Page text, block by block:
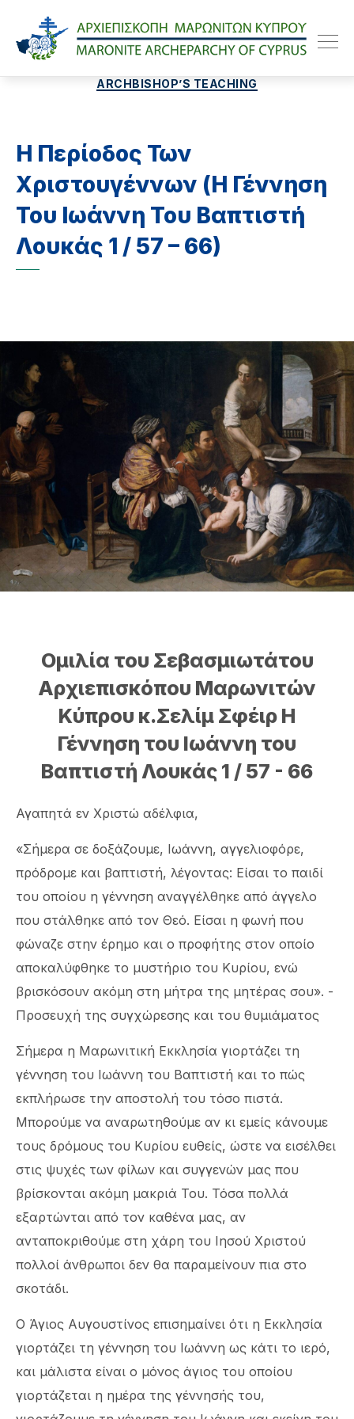
Categories
ARCHBISHOP’S TEACHING
Η Περίοδος Των
Χριστουγέννων (Η Γέννηση
Του Ιωάννη Του Βαπτιστή
Λουκάς 1 / 57 – 66)
Ομιλία του Σεβασμιωτάτου
Αρχιεπισκόπου Μαρωνιτών
Κύπρου κ.Σελίμ Σφέιρ Η
Γέννηση του Ιωάννη του
Βαπτιστή Λουκάς 1 / 57 - 66
Αγαπητά εν Χριστώ αδέλφια,
«Σήμερα σε δοξάζουμε, Ιωάννη, αγγελιοφόρε,
πρόδρομε και βαπτιστή, λέγοντας: Είσαι το παιδί
του οποίου η γέννηση αναγγέλθηκε από άγγελο
που στάλθηκε από τον Θεό. Είσαι η φωνή που
φώναζε στην έρημο και ο προφήτης στον οποίο
αποκαλύφθηκε το μυστήριο του Κυρίου, ενώ
βρισκόσουν ακόμη στη μήτρα της μητέρας σου». -
Προσευχή της συγχώρεσης και του θυμιάματος
Σήμερα η Μαρωνιτική Εκκλησία γιορτάζει τη
γέννηση του Ιωάννη του Βαπτιστή και το πώς
εκπλήρωσε την αποστολή του τόσο πιστά.
Μπορούμε να αναρωτηθούμε αν κι εμείς κάνουμε
τους δρόμους του Κυρίου ευθείς, ώστε να εισέλθει
στις ψυχές των φίλων και συγγενών μας που
βρίσκονται ακόμη μακριά Του. Τόσα πολλά
εξαρτώνται από τον καθένα μας, αν
ανταποκριθούμε στη χάρη του Ιησού Χριστού
πολλοί άνθρωποι δεν θα παραμείνουν πια στο
σκοτάδι.
Ο Άγιος Αυγουστίνος επισημαίνει ότι η Εκκλησία
γιορτάζει τη γέννηση του Ιωάννη ως κάτι το ιερό,
και μάλιστα είναι ο μόνος άγιος του οποίου
γιορτάζεται η ημέρα της γέννησής του,